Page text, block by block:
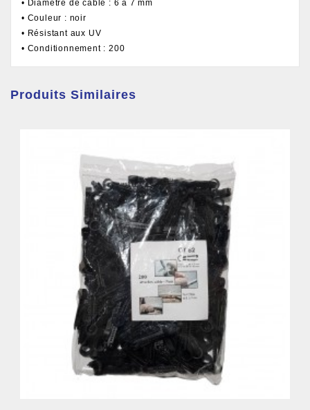
• Diamètre de câble : 6 à 7 mm
• Couleur : noir
• Résistant aux UV
• Conditionnement : 200
Produits Similaires